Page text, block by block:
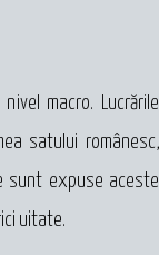
macro. Lucrările
satului românesc,
sunt expuse aceste
uitate.